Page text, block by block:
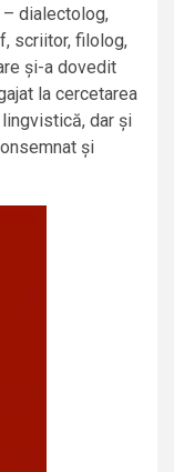
dialectolog,
scriitor, filolog,
și-a dovedit
la cercetarea
dar și
și